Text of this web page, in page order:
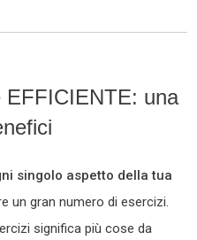
EFFICIENTE: una
singolo aspetto della tua
un gran numero di esercizi.
significa più cose da